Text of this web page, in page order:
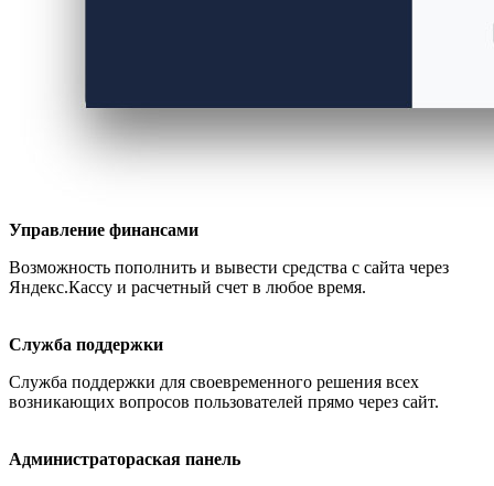
Управление финансами
Возможность пополнить и вывести средства с сайта через
Яндекс.Кассу и расчетный счет в любое время.
Служба поддержки
Служба поддержки для своевременного решения всех
возникающих вопросов пользователей прямо через сайт.
Администратораская панель